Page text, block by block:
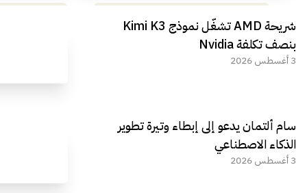
مراجعة شاملة لعملاق الألعاب
الجديد REDMAGIC 11 AIR
شريحة AMD تشغّل نموذج Kimi K3
بنصف تكلفة Nvidia
3 أغسطس 2026
سام ألتمان يدعو إلى إبطاء وتيرة تطوير
الذكاء الاصطناعي
3 أغسطس 2026